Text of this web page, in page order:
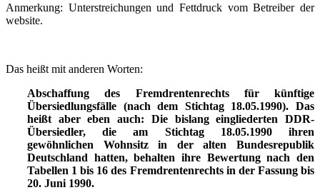
Anmerkung: Unterstreichungen und Fettdruck vom Betreiber der
website.
Das heißt mit anderen Worten:
Abschaffung des Fremdrentenrechts für künftige
Übersiedlungsfälle (nach dem Stichtag 18.05.1990). Das
heißt aber eben auch: Die bislang eingliederten DDR-
Übersiedler, die am Stichtag 18.05.1990 ihren
gewöhnlichen Wohnsitz in der alten Bundesrepublik
Deutschland hatten, behalten ihre Bewertung nach den
Tabellen 1 bis 16 des Fremdrentenrechts in der Fassung bis
20. Juni 1990.